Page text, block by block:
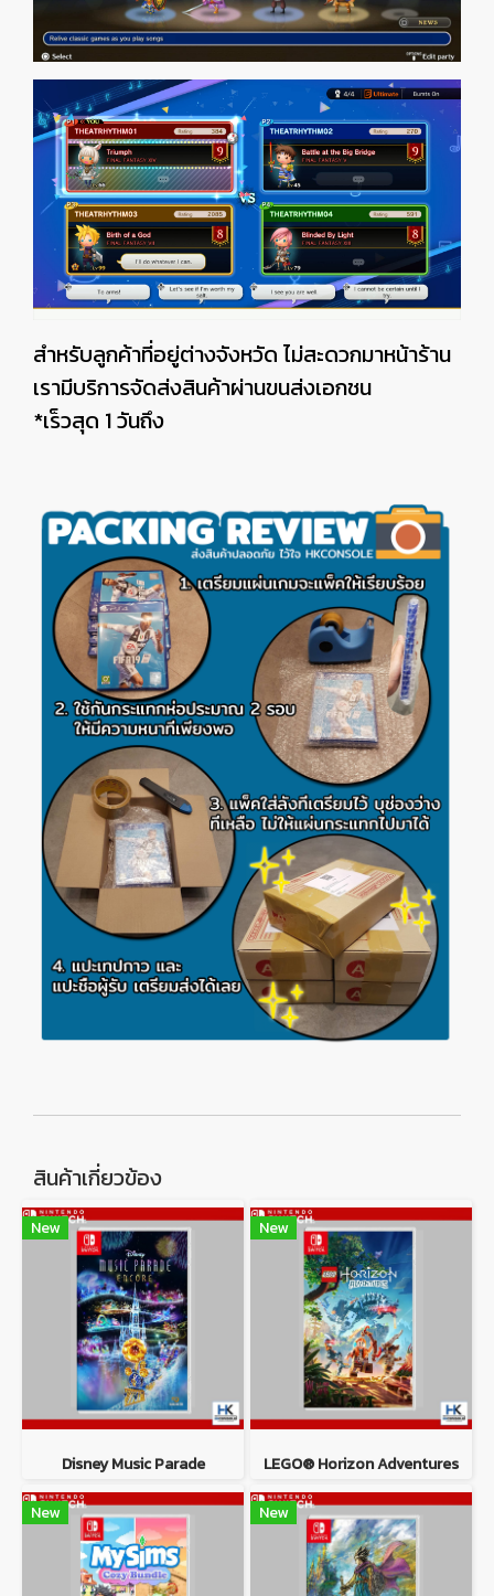
สำหรับลูกค้าที่อยู่ต่างจังหวัด ไม่สะดวกมาหน้าร้าน
เรามีบริการจัดส่งสินค้าผ่านขนส่งเอกชน
*เร็วสุด 1 วันถึง
สินค้าเกี่ยวข้อง
New
Disney Music Parade
New
LEGO® Horizon Adventures
New New